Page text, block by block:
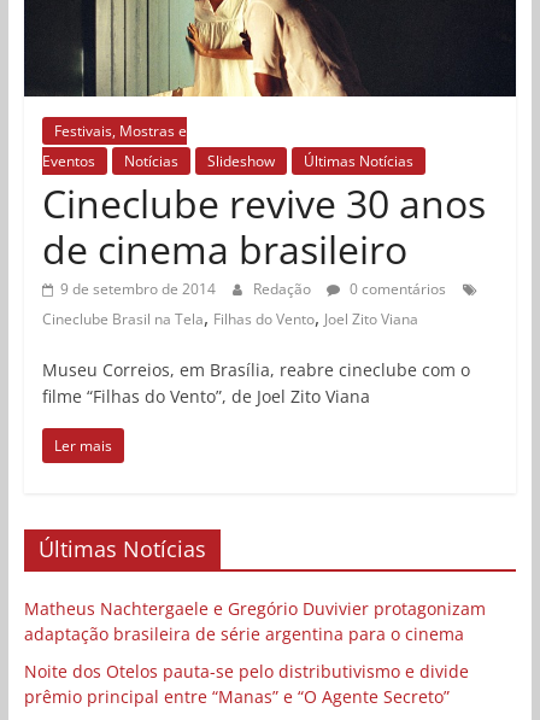
Festivais, Mostras e
Eventos
Notícias Slideshow Últimas Notícias
Cineclube revive 30 anos
de cinema brasileiro
9 de setembro de 2014 Redação
0 comentários
Cineclube Brasil na Tela, Filhas do Vento, Joel Zito Viana
Museu Correios, em Brasília, reabre cineclube com o
filme “Filhas do Vento”, de Joel Zito Viana
Ler mais
Últimas Notícias
Matheus Nachtergaele e Gregório Duvivier protagonizam
adaptação brasileira de série argentina para o cinema
Noite dos Otelos pauta-se pelo distributivismo e divide
prêmio principal entre “Manas” e “O Agente Secreto”